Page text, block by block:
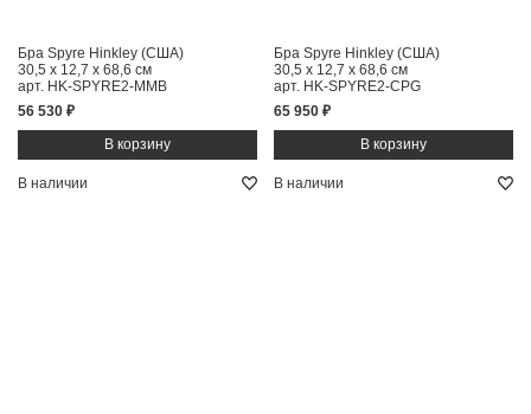
Бра Spyre Hinkley (США)
30,5 x 12,7 x 68,6 см
арт. HK-SPYRE2-MMB
56 530 ₽
Бра Spyre Hinkley (США)
30,5 x 12,7 x 68,6 см
арт. HK-SPYRE2-CPG
65 950 ₽
В наличии В наличии